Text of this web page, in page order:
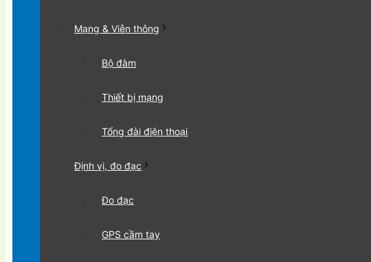
Mạng & Viễn thông
Bộ đàm
Thiết bị mạng
Tổng đài điện thoại
Định vị, đo đạc
Đo đạc
GPS cầm tay